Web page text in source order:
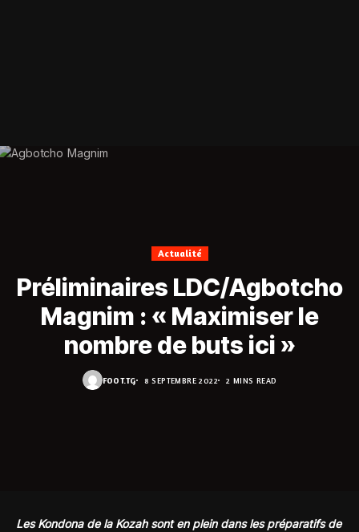
Actualité
Préliminaires LDC/Agbotcho
Magnim : « Maximiser le
nombre de buts ici »
FOOT.TG 8 SEPTEMBRE 2022 2 MINS READ
Les Kondona de la Kozah sont en plein dans les préparatifs de